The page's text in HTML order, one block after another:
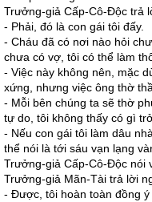
Trưởng-giả Cấp-Cô-Độc trả
- Phải, đó là con gái tôi đấy.
- Cháu đã có nơi nào hỏi
chưa có vợ, tôi có thể làm
- Việc này không nên, mặc
xứng, nhưng việc ông thờ
- Mỗi bên chúng ta sẽ thờ
tự do, tôi không thấy có gì
- Nếu con gái tôi làm dâu
thể nói là tới sáu vạn lạng
Trưởng-giả Cấp-Cô-Độc nói
Trưởng-giả Mãn-Tài trả lời
- Được, tôi hoàn toàn đồng ý